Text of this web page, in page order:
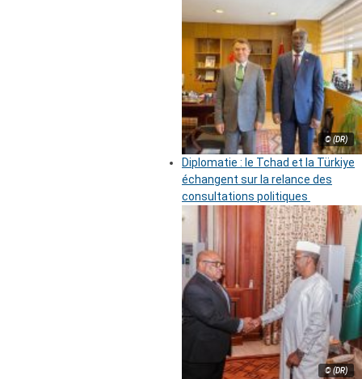
© (DR)
Diplomatie : le Tchad et la Türkiye
échangent sur la relance des
consultations politiques
© (DR)